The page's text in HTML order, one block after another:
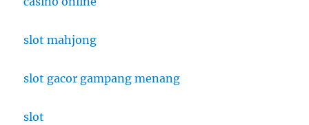
slot mahjong
slot gacor gampang menang
slot